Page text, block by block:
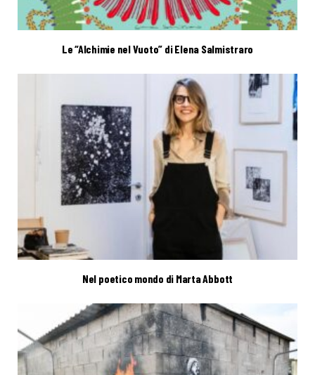
Le “Alchimie nel Vuoto” di Elena Salmistraro
Nel poetico mondo di Marta Abbott